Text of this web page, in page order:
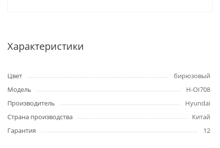
Характеристики
Цвет
бирюзовый
Модель
H-OI708
Производитель
Hyundai
Страна производства
Китай
Гарантия
12